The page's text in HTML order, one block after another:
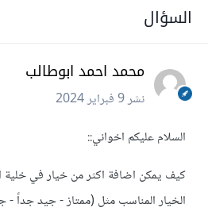
السؤال
محمد احمد ابوطالب
نشر9 فبراير 2024
السلام عليكم اخواني::
كيف يمكن اضافة اكثر من خيار في خلية
الخيار المناسب مثل (ممتاز - جيد جداً